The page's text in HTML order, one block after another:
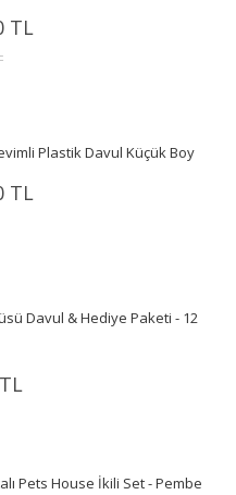
TL
Plastik Davul Küçük Boy
TL
Davul & Hediye Paketi - 12
Pets House İkili Set - Pembe